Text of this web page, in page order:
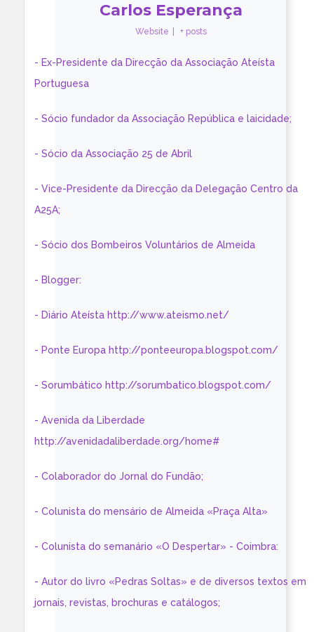
Carlos Esperança
Website + posts
- Ex-Presidente da Direcção da Associação Ateísta
Portuguesa
- Sócio fundador da Associação República e laicidade;
- Sócio da Associação 25 de Abril
- Vice-Presidente da Direcção da Delegação Centro da
A25A;
- Sócio dos Bombeiros Voluntários de Almeida
- Blogger:
- Diário Ateísta http://www.ateismo.net/
- Ponte Europa http://ponteeuropa.blogspot.com/
- Sorumbático http://sorumbatico.blogspot.com/
- Avenida da Liberdade
http://avenidadaliberdade.org/home#
- Colaborador do Jornal do Fundão;
- Colunista do mensário de Almeida «Praça Alta»
- Colunista do semanário «O Despertar» - Coimbra:
- Autor do livro «Pedras Soltas» e de diversos textos em
jornais, revistas, brochuras e catálogos;